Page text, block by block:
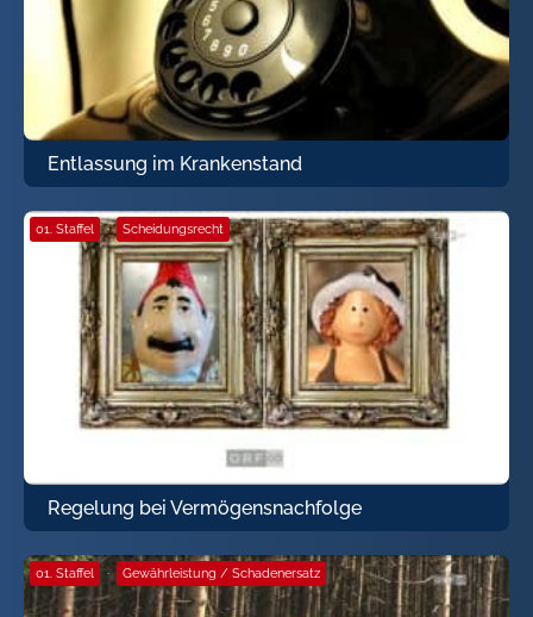
Entlassung im Krankenstand
01. Staffel · Scheidungsrecht
Regelung bei Vermögensnachfolge
01. Staffel · Gewährleistung / Schadenersatz